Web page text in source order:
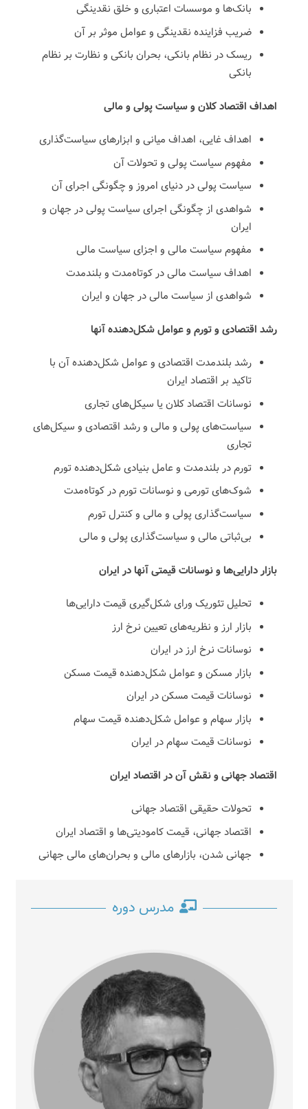
بانک‌ها و موسسات اعتباری و خلق نقدینگی
ضریب فزاینده نقدینگی و عوامل موثر بر آن
ریسک در نظام بانکی، بحران بانکی و نظارت بر نظام
بانکی
اهداف اقتصاد کلان و سیاست پولی و مالی
اهداف غایی، اهداف میانی و ابزارهای سیاست‌گذاری
مفهوم سیاست پولی و تحولات آن
سیاست پولی در دنیای امروز و چگونگی اجرای آن
شواهدی از چگونگی اجرای سیاست پولی در جهان و
ایران
مفهوم سیاست مالی و اجزای سیاست مالی
اهداف سیاست مالی در کوتاه‌مدت و بلندمدت
شواهدی از سیاست مالی در جهان و ایران
رشد اقتصادی و تورم و عوامل شکل‌دهنده آنها
رشد بلندمدت اقتصادی و عوامل شکل‌دهنده آن با
تاکید بر اقتصاد ایران
نوسانات اقتصاد کلان یا سیکل‌های تجاری
سیاست‌های پولی و مالی و رشد اقتصادی و سیکل‌های
تجاری
تورم در بلندمدت و عامل بنیادی شکل‌دهنده تورم
شوک‌های تورمی و نوسانات تورم در کوتاه‌مدت
سیاست‌گذاری پولی و مالی و کنترل تورم
بی‌ثباتی مالی و سیاست‌گذاری پولی و مالی
بازار دارایی‌ها و نوسانات قیمتی آنها در ایران
تحلیل تئوریک ورای شکل‌گیری قیمت دارایی‌ها
بازار ارز و نظریه‌های تعیین نرخ ارز
نوسانات نرخ ارز در ایران
بازار مسکن و عوامل شکل‌دهنده قیمت مسکن
نوسانات قیمت مسکن در ایران
بازار سهام و عوامل شکل‌دهنده قیمت سهام
نوسانات قیمت سهام در ایران
اقتصاد جهانی و نقش آن در اقتصاد ایران
تحولات حقیقی اقتصاد جهانی
اقتصاد جهانی، قیمت کامودیتی‌ها و اقتصاد ایران
جهانی شدن، بازارهای مالی و بحران‌های مالی جهانی
مدرس دوره